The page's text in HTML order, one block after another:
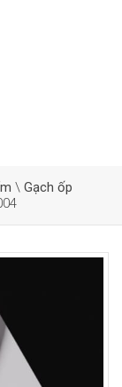
\ Gạch ốp